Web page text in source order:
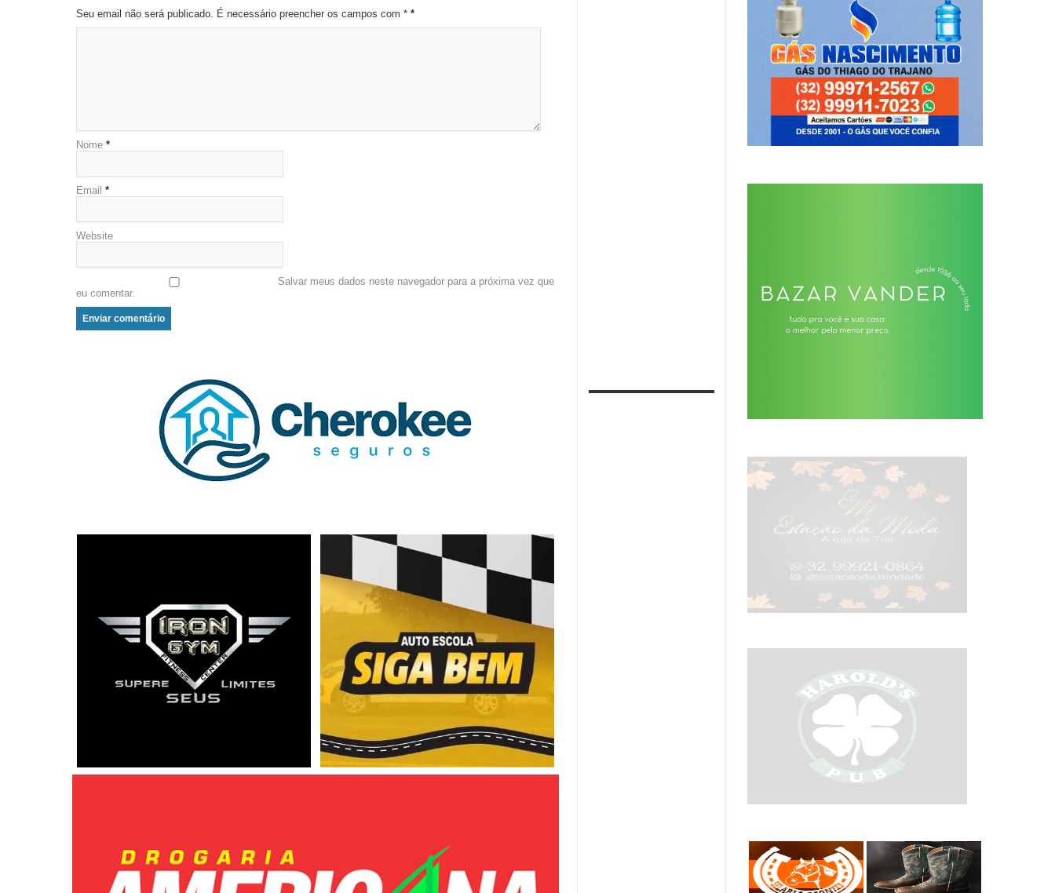
Seu email não será publicado. É necessário preencher os campos com * *
Nome *
Email *
Website
Salvar meus dados neste navegador para a próxima vez que
eu comentar.